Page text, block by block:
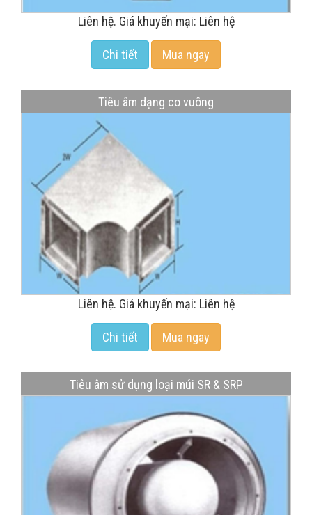
Liên hệ. Giá khuyến mại: Liên hệ
Chi tiết Mua ngay
Tiêu âm dạng co vuông
Liên hệ. Giá khuyến mại: Liên hệ
Chi tiết Mua ngay
Tiêu âm sử dụng loại múi SR & SRP